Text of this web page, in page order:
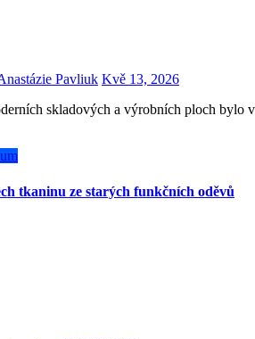
Pavliuk Kvě 13, 2026
skladových a výrobních ploch
tkaninu ze starých funkčních oděvů